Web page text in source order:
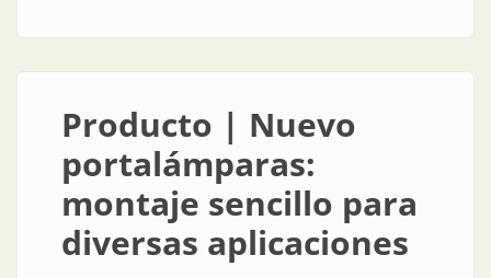
Producto | Nuevo
portalámparas:
montaje sencillo para
diversas aplicaciones